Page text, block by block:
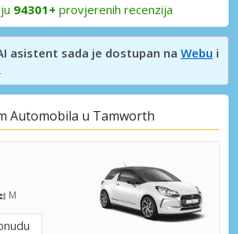
94301+ provjerenih recenzija
asistent sada je dostupan na Webu i
Automobila u Tamworth
M